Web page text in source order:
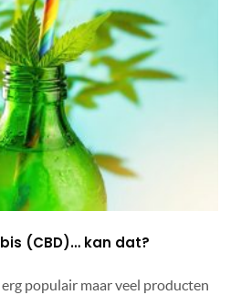
(CBD)… kan dat?
populair maar veel producten